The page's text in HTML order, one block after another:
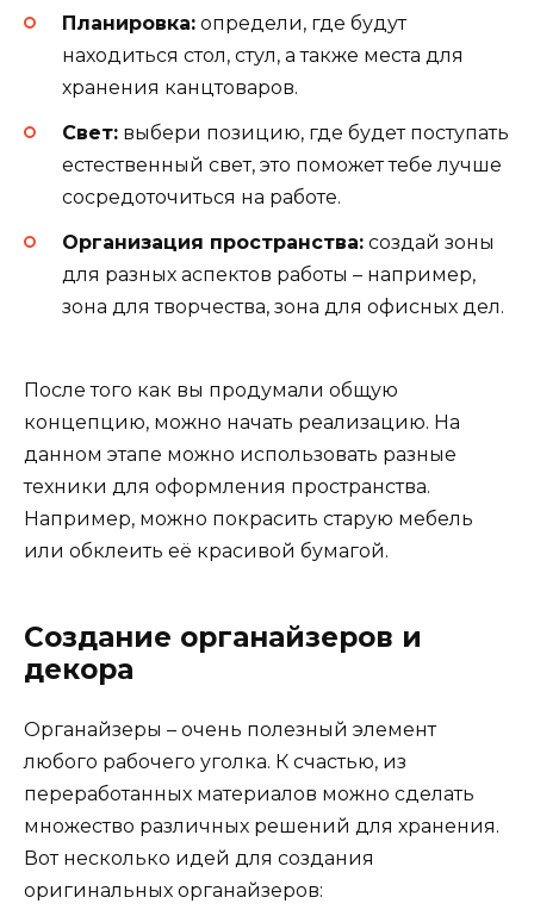
Планировка: определи, где будут
находиться стол, стул, а также места для
хранения канцтоваров.
Свет: выбери позицию, где будет поступать
естественный свет, это поможет тебе лучше
сосредоточиться на работе.
Организация пространства: создай зоны
для разных аспектов работы – например,
зона для творчества, зона для офисных дел.
После того как вы продумали общую
концепцию, можно начать реализацию. На
данном этапе можно использовать разные
техники для оформления пространства.
Например, можно покрасить старую мебель
или обклеить её красивой бумагой.
Создание органайзеров и
декора
Органайзеры – очень полезный элемент
любого рабочего уголка. К счастью, из
переработанных материалов можно сделать
множество различных решений для хранения.
Вот несколько идей для создания
оригинальных органайзеров: